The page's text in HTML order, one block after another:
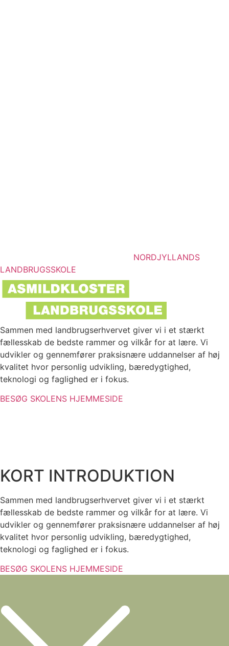
NORDJYLLANDS
LANDBRUGSSKOLE
Sammen med landbrugserhvervet giver vi i et stærkt
fællesskab de bedste rammer og vilkår for at lære. Vi
udvikler og gennemfører praksisnære uddannelser af høj
kvalitet hvor personlig udvikling, bæredygtighed,
teknologi og faglighed er i fokus.
BESØG SKOLENS HJEMMESIDE
KORT INTRODUKTION
Sammen med landbrugserhvervet giver vi i et stærkt
fællesskab de bedste rammer og vilkår for at lære. Vi
udvikler og gennemfører praksisnære uddannelser af høj
kvalitet hvor personlig udvikling, bæredygtighed,
teknologi og faglighed er i fokus.
BESØG SKOLENS HJEMMESIDE